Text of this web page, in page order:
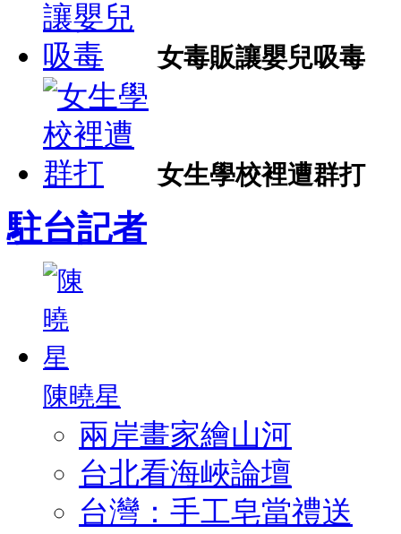
女毒販讓嬰兒吸毒
女生學校裡遭群打
駐台記者
陳曉星
兩岸畫家繪山河
台北看海峽論壇
台灣：手工皂當禮送